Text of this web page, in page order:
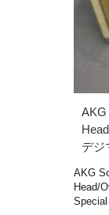
AKG
デジ
AKG
Head/